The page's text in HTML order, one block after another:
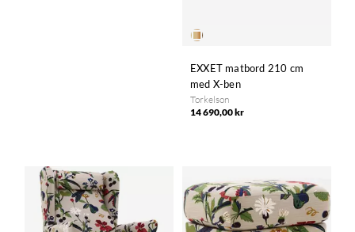
EXXET matbord 210 cm
med X-ben
Torkelson
14 690,00 kr